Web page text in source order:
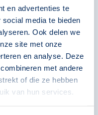
en advertenties te
media te bieden
Ook delen we
site met onze
en analyse. Deze
met andere
of die ze hebben
van hun services.